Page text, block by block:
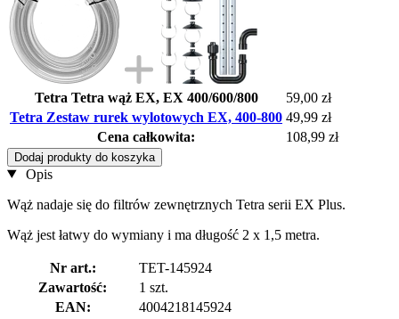
Tetra Tetra wąż EX, EX 400/600/800
59,00 zł
Tetra Zestaw rurek wylotowych EX, 400-800 49,99 zł
Cena całkowita:
108,99 zł
Dodaj produkty do koszyka
Opis
Wąż nadaje się do filtrów zewnętrznych Tetra serii EX Plus.
Wąż jest łatwy do wymiany i ma długość 2 x 1,5 metra.
Nr art.:
TET-145924
Zawartość:
1 szt.
EAN:
4004218145924